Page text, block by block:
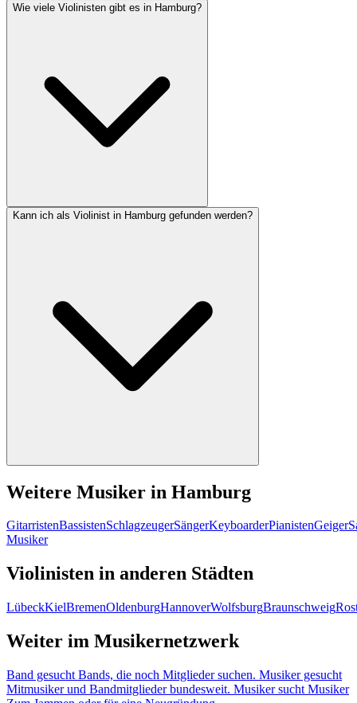
Wie viele Violinisten gibt es in Hamburg?
Kann ich als Violinist in Hamburg gefunden werden?
Weitere Musiker in Hamburg
GitarristenBassistenSchlagzeugerSängerKeyboarderPianistenGeiger
Musiker
Violinisten in anderen Städten
LübeckKielBremenOldenburgHannoverWolfsburgBraunschweig
Weiter im Musikernetzwerk
Band gesucht Bands, die noch Mitglieder suchen. Musiker gesucht
Mitmusiker und Bandmitglieder bundesweit. Musiker sucht Musiker